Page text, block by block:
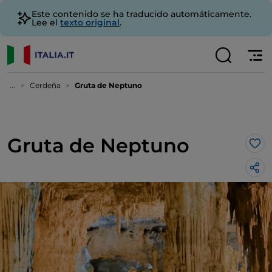
Este contenido se ha traducido automáticamente.
Lee el texto original.
... Cerdeña Gruta de Neptuno
Gruta de Neptuno Me